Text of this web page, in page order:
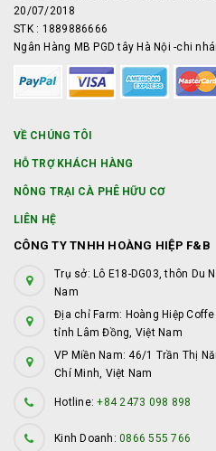
20/07/2018
STK : 1889886666
Ngân Hàng MB PGD tây Hà Nội -chi
VỀ CHÚNG TÔI
HỖ TRỢ KHÁCH HÀNG
NÔNG TRẠI CÀ PHÊ HỮU CƠ
LIÊN HỆ
CÔNG TY TNHH HOÀNG HIỆP F&B
Trụ sở: Lô E18-DG03, thôn Du
Nam
Địa chỉ Farm: Hoàng Hiệp
tỉnh Lâm Đồng, Việt Nam
VP Miền Nam: 46/1 Trần Thị
Chí Minh, Việt Nam
Hotline:+84 2473 098 898
Kinh Doanh: 0866 555 766